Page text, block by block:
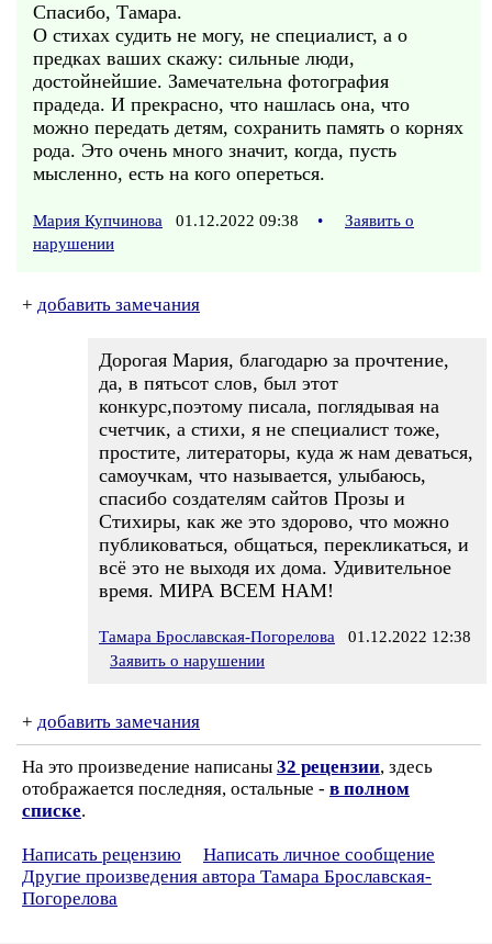
Спасибо, Тамара.
О стихах судить не могу, не специалист, а о
предках ваших скажу: сильные люди,
достойнейшие. Замечательна фотография
прадеда. И прекрасно, что нашлась она, что
можно передать детям, сохранить память о корнях
рода. Это очень много значит, когда, пусть
мысленно, есть на кого опереться.
Мария Купчинова 01.12.2022 09:38 •
Заявить о
нарушении
+ добавить замечания
Дорогая Мария, благодарю за прочтение,
да, в пятьсот слов, был этот
конкурс,поэтому писала, поглядывая на
счетчик, а стихи, я не специалист тоже,
простите, литераторы, куда ж нам деваться,
самоучкам, что называется, улыбаюсь,
спасибо создателям сайтов Прозы и
Стихиры, как же это здорово, что можно
публиковаться, общаться, перекликаться, и
всё это не выходя их дома. Удивительное
время. МИРА ВСЕМ НАМ!
Тамара Брославская-Погорелова 01.12.2022 12:38
Заявить о нарушении
+ добавить замечания
На это произведение написаны 32 рецензии, здесь
отображается последняя, остальные - в полном
списке.
Написать рецензию
Написать личное сообщение
Другие произведения автора Тамара Брославская-
Погорелова